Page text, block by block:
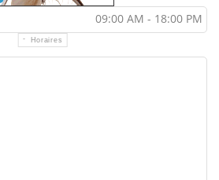
09:00 AM - 18:00 PM
Horaires